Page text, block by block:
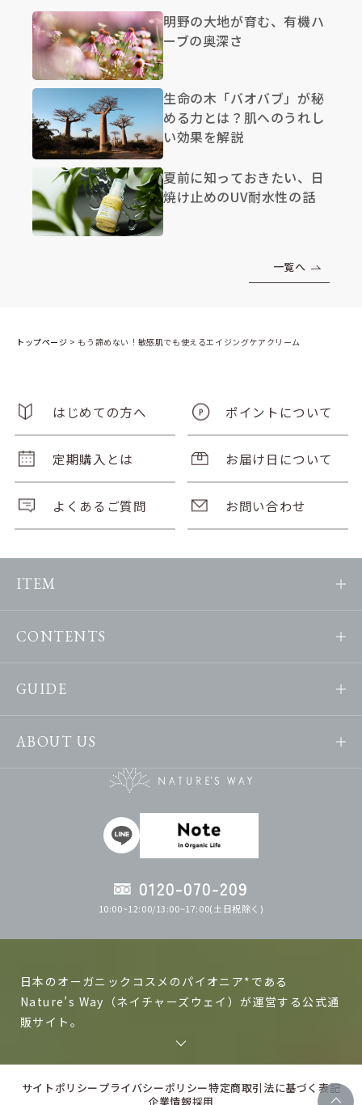
明野の大地が育む、有機ハ
ーブの奥深さ
生命の木「バオバブ」が秘
める力とは？肌へのうれし
い効果を解説
夏前に知っておきたい、日
焼け止めのUV耐水性の話
一覧へ
トップページ > もう諦めない！敏感肌でも使えるエイジングケアクリーム
はじめての方へ ポイントについて
定期購入とは お届け日について
よくあるご質問 お問い合わせ
ITEM
CONTENTS
GUIDE
ABOUT US
0120-070-209
10:00~12:00/13:00~17:00(土日祝除く)
日本のオーガニックコスメのパイオニア*である
Nature’s Way（ネイチャーズウェイ）が運営する公式通
販サイト。
ネイチャーズウェイの製品は日本で作る、日本人の肌に
あった自然化粧品、オーガニックコスメを目指して研究
サイトポリシープライバシーポリシー特定商取引法に基づく表記
企業情報採用